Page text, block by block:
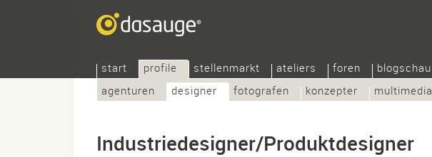
start
profile
agenturen
designer fotografen konzepter multimedia
stellenmarkt ateliers foren blogschau
Industriedesigner/Produktdesigner